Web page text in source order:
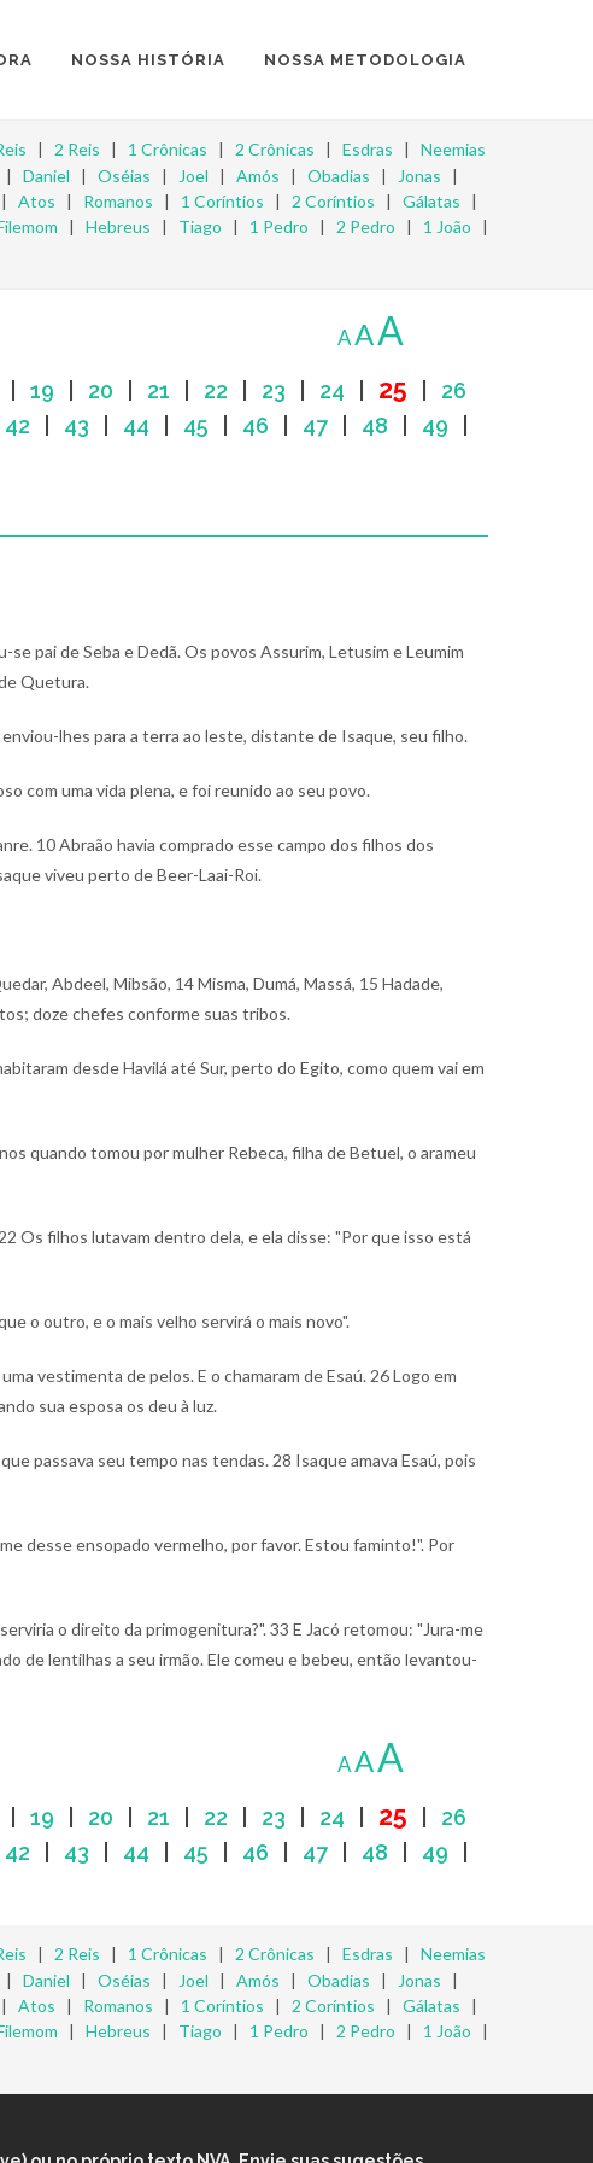
NOSSA HISTÓRIA NOSSA METODOLOGIA
| 2 Reis | 1 Crônicas | 2 Crônicas | Esdras | Neemias
| Daniel | Oséias | Joel | Amós | Obadias | Jonas |
| Atos | Romanos | 1 Coríntios | 2 Coríntios | Gálatas |
| Hebreus | Tiago | 1 Pedro | 2 Pedro | 1 João |
AAA
19 20 21 22 23 24 25
26
42 43 44 45 46 47| 48 49
se pai de Seba e Dedã. Os povos Assurim, Letusim e Leumim
Quetura.
lhes para a terra ao leste, distante de Isaque, seu filho.
com uma vida plena, e foi reunido ao seu povo.
10 Abraão havia comprado esse campo dos filhos dos
viveu perto de Beer-Laai-Roi.
Abdeel, Mibsão, 14 Misma, Dumá, Massá, 15 Hadade,
doze chefes conforme suas tribos.
desde Havilá até Sur, perto do Egito, como quem vai em
quando tomou por mulher Rebeca, filha de Betuel, o arameu
22 Os filhos lutavam dentro dela, e ela disse: "Por que isso está
o outro, e o mais velho servirá o mais novo".
vestimenta de pelos. E o chamaram de Esaú. 26 Logo em
sua esposa os deu à luz.
passava seu tempo nas tendas. 28 Isaque amava Esaú, pois
desse ensopado vermelho, por favor. Estou faminto!". Por
o direito da primogenitura?".33 E Jacó retomou: "Jura-me
de lentilhas a seu irmão. Ele comeu e bebeu, então levantou-
AAA
19 20 21 22 23 24 25
26
42 43 44 45 46 47| 48 49
| 2 Reis | 1 Crônicas | 2 Crônicas | Esdras | Neemias
| Daniel | Oséias | Joel | Amós | Obadias | Jonas |
| Atos | Romanos | 1 Coríntios | 2 Coríntios | Gálatas |
| Hebreus | Tiago | 1 Pedro | 2 Pedro | 1 João |